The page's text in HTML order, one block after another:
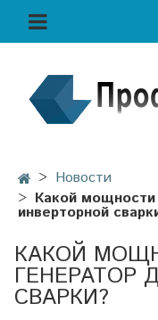
Новости
Какой мощности
инверторной
КАКОЙ
ГЕНЕРАТОР
СВАРКИ?